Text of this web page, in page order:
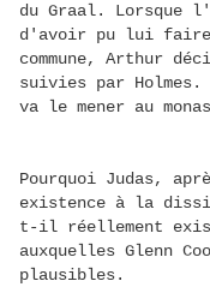
du Graal. Lorsque
d'avoir pu lui faire
commune, Arthur
suivies par Holmes.
va le mener au
Pourquoi Judas,
existence à la
t-il réellement
auxquelles Glenn
plausibles.